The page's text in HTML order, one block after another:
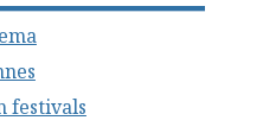
festivals